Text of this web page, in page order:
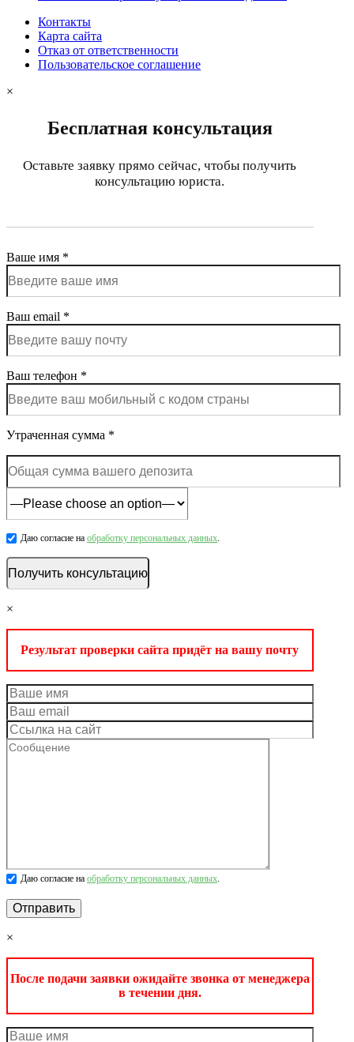
Контакты
Карта сайта
Отказ от ответственности
Пользовательское соглашение
×
Бесплатная консультация
Оставьте заявку прямо сейчас, чтобы получить
консультацию юриста.
Ваше имя *
Ваш email *
Ваш телефон *
Утраченная сумма *
Даю согласие на обработку персональных данных.
×
Результат проверки сайта придёт на вашу почту
Даю согласие на обработку персональных данных.
×
После подачи заявки ожидайте звонка от менеджера
в течении дня.